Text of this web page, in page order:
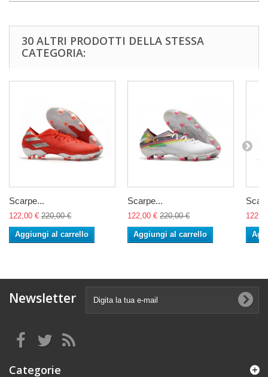
30 ALTRI PRODOTTI DELLA STESSA
CATEGORIA:
Scarpe...
122,00 € 220,00 €
Aggiungi al carrello
Scarpe...
122,00 € 220,00 €
Aggiungi al carrello
Newsletter
Categorie